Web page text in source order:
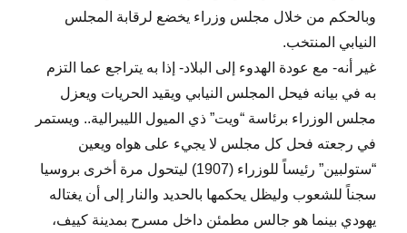
وبالحكم من خلال مجلس وزراء يخضع لرقابة المجلس
النيابي المنتخب.
غير أنه- مع عودة الهدوء إلى البلاد- إذا به يتراجع عما التزم
به في بيانه فيحل المجلس النيابي ويقيد الحريات ويعزل
مجلس الوزراء برئاسة “ويت” ذي الميول الليبرالية.. ويستمر
في رجعته فحل كل مجلس لا يجيء على هواه ويعين
“ستولبين” رئيساً للوزراء (1907) ليتحول مرة أخرى بروسيا
سجناً للشعوب وليظل يحكمها بالحديد والنار إلى أن يغتاله
يهودي بينما هو جالس مطمئن داخل مسرح بمدينة كييف،